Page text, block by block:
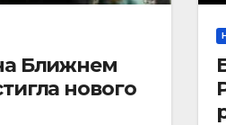
Ближнем
нового